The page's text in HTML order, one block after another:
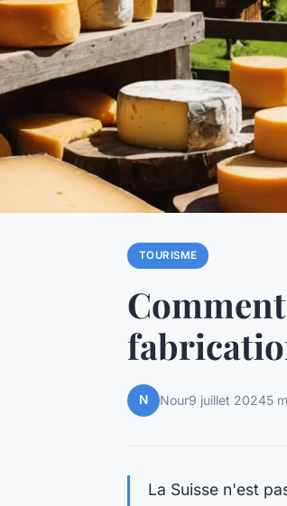
TOURISME
N Nour9 juillet 20245
La Suisse n'est